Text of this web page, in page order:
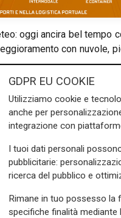
oggi ancira bel tempo
con nuvole,
da condizioni di bel
sereno, con possibili
durante le ore
a splendere,
massime
e i 17°C lungo la costa
dai quadranti
a regime di brezza
mosso.
GDPR EU COOKIE
Utilizziamo cookie e
anche per
integrazione con
I tuoi dati personali
pubblicitarie:
ricerca del pubblico e
Rimane in tuo possesso la
specifiche finalità